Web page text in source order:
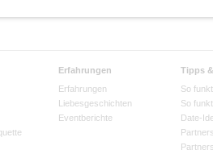
Erfahrungen
Erfahrungen
Liebesgeschichten
Eventberichte
Tipps
So
So
Date-